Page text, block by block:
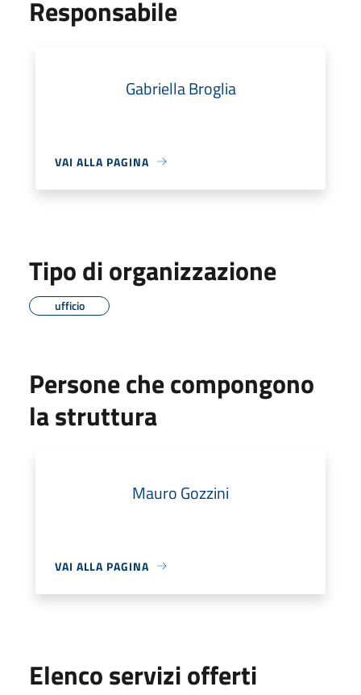
Responsabile
Gabriella Broglia
VAI ALLA PAGINA
Tipo di organizzazione
ufficio
Persone che compongono
la struttura
Mauro Gozzini
VAI ALLA PAGINA
Elenco servizi offerti